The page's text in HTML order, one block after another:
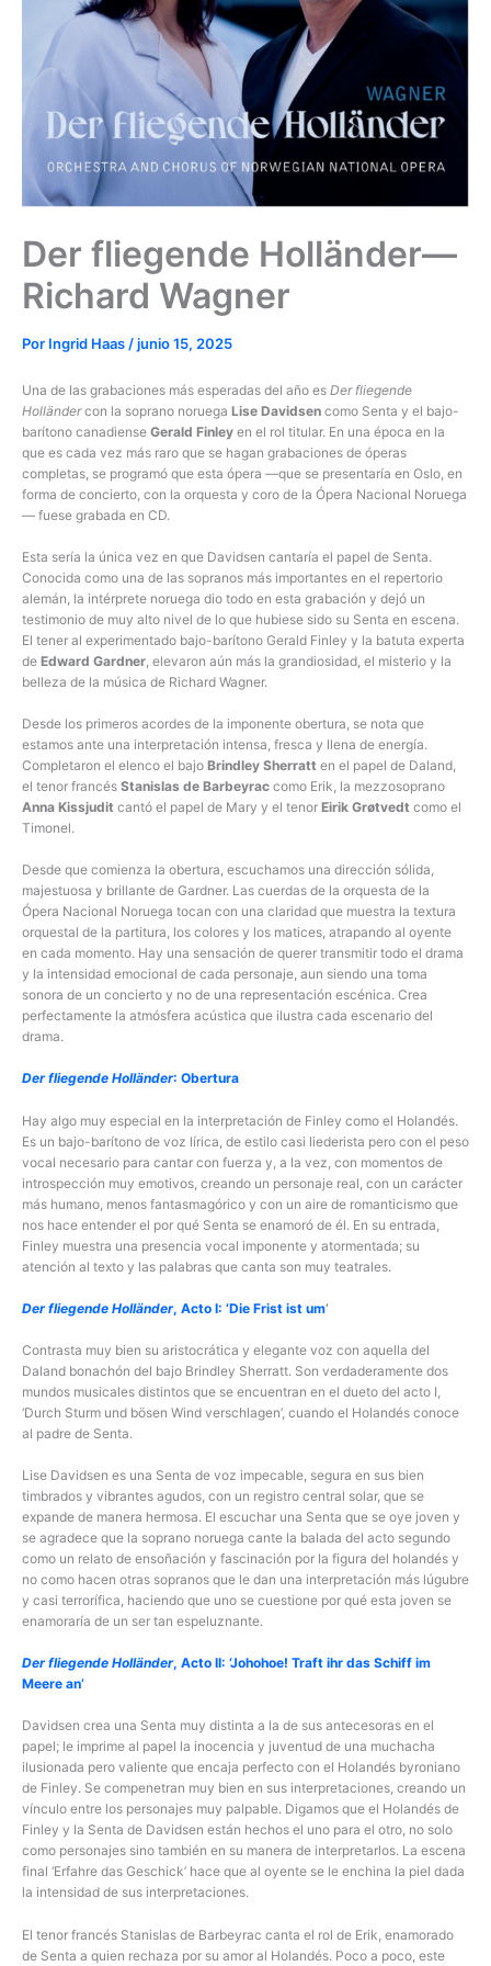
Der fliegende Holländer—
Richard Wagner
Por Ingrid Haas /junio 15, 2025
Una de las grabaciones más esperadas del año es Der fliegende
Holländercon la soprano noruega Lise Davidsen como Senta y el bajo-
barítono canadiense Gerald Finley en el rol titular. En una época en la
que es cada vez más raro que se hagan grabaciones de óperas
completas, se programó que esta ópera —que se presentaría en Oslo, en
forma de concierto, con la orquesta y coro de la Ópera Nacional Noruega
— fuese grabada en CD.
Esta sería la única vez en que Davidsen cantaría el papel de Senta.
Conocida como una de las sopranos más importantes en el repertorio
alemán, la intérprete noruega dio todo en esta grabación y dejó un
testimonio de muy alto nivel de lo que hubiese sido su Senta en escena.
El tener al experimentado bajo-barítono Gerald Finley y la batuta experta
de Edward Gardner , elevaron aún más la grandiosidad, el misterio y la
belleza de la música de Richard Wagner.
Desde los primeros acordes de la imponente obertura, se nota que
estamos ante una interpretación intensa, fresca y llena de energía.
Completaron el elenco el bajo Brindley Sherratt en el papel de Daland,
el tenor francés Stanislas de Barbeyrac como Erik, la mezzosoprano
Anna Kissjudit cantó el papel de Mary y el tenor Eirik Grøtvedt como el
Timonel.
Desde que comienza la obertura, escuchamos una dirección sólida,
majestuosa y brillante de Gardner. Las cuerdas de la orquesta de la
Ópera Nacional Noruega tocan con una claridad que muestra la textura
orquestal de la partitura, los colores y los matices, atrapando al oyente
en cada momento. Hay una sensación de querer transmitir todo el drama
y la intensidad emocional de cada personaje, aun siendo una toma
sonora de un concierto y no de una representación escénica. Crea
perfectamente la atmósfera acústica que ilustra cada escenario del
drama.
Der fliegende Holländer: Obertura
Hay algo muy especial en la interpretación de Finley como el Holandés.
Es un bajo-barítono de voz lírica, de estilo casi liederista pero con el peso
vocal necesario para cantar con fuerza y, a la vez, con momentos de
introspección muy emotivos, creando un personaje real, con un carácter
más humano, menos fantasmagórico y con un aire de romanticismo que
nos hace entender el por qué Senta se enamoró de él. En su entrada,
Finley muestra una presencia vocal imponente y atormentada; su
atención al texto y las palabras que canta son muy teatrales.
Der fliegende Holländer, Acto I: ‘Die Frist ist um’
Contrasta muy bien su aristocrática y elegante voz con aquella del
Daland bonachón del bajo Brindley Sherratt. Son verdaderamente dos
mundos musicales distintos que se encuentran en el dueto del acto I,
‘Durch Sturm und bösen Wind verschlagen’, cuando el Holandés conoce
al padre de Senta.
Lise Davidsen es una Senta de voz impecable, segura en sus bien
timbrados y vibrantes agudos, con un registro central solar, que se
expande de manera hermosa. El escuchar una Senta que se oye joven y
se agradece que la soprano noruega cante la balada del acto segundo
como un relato de ensoñación y fascinación por la figura del holandés y
no como hacen otras sopranos que le dan una interpretación más lúgubre
y casi terrorífica, haciendo que uno se cuestione por qué esta joven se
enamoraría de un ser tan espeluznante.
Der fliegende Holländer, Acto II: ‘Johohoe! Traft ihr das Schiff im
Meere an’
Davidsen crea una Senta muy distinta a la de sus antecesoras en el
papel; le imprime al papel la inocencia y juventud de una muchacha
ilusionada pero valiente que encaja perfecto con el Holandés byroniano
de Finley. Se compenetran muy bien en sus interpretaciones, creando un
vínculo entre los personajes muy palpable. Digamos que el Holandés de
Finley y la Senta de Davidsen están hechos el uno para el otro, no solo
como personajes sino también en su manera de interpretarlos. La escena
final ‘Erfahre das Geschick’ hace que al oyente se le enchina la piel dada
la intensidad de sus interpretaciones.
El tenor francés Stanislas de Barbeyrac canta el rol de Erik, enamorado
de Senta a quien rechaza por su amor al Holandés. Poco a poco, este